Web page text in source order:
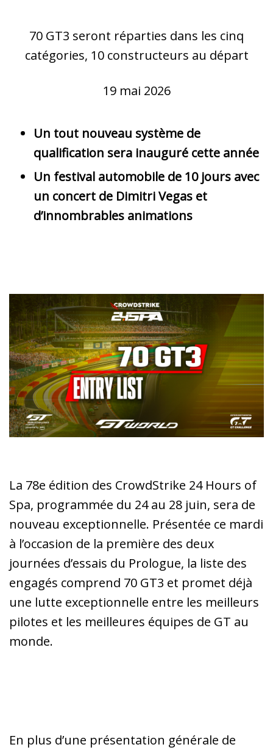
70 GT3 seront réparties dans les cinq
catégories, 10 constructeurs au départ
19 mai 2026
Un tout nouveau système de
qualification sera inauguré cette année
Un festival automobile de 10 jours avec
un concert de Dimitri Vegas et
d’innombrables animations
La 78e édition des CrowdStrike 24 Hours of
Spa, programmée du 24 au 28 juin, sera de
nouveau exceptionnelle. Présentée ce mardi
à l’occasion de la première des deux
journées d’essais du Prologue, la liste des
engagés comprend 70 GT3 et promet déjà
une lutte exceptionnelle entre les meilleurs
pilotes et les meilleures équipes de GT au
monde.
En plus d’une présentation générale de